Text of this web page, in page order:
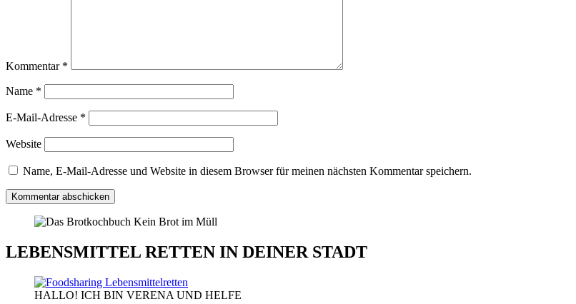
Kommentar *
Name *
E-Mail-Adresse *
Website
Name, E-Mail-Adresse und Website in diesem Browser für meinen nächsten Kommentar speichern.
LEBENSMITTEL RETTEN IN DEINER STADT
HALLO! ICH BIN VERENA UND HELFE